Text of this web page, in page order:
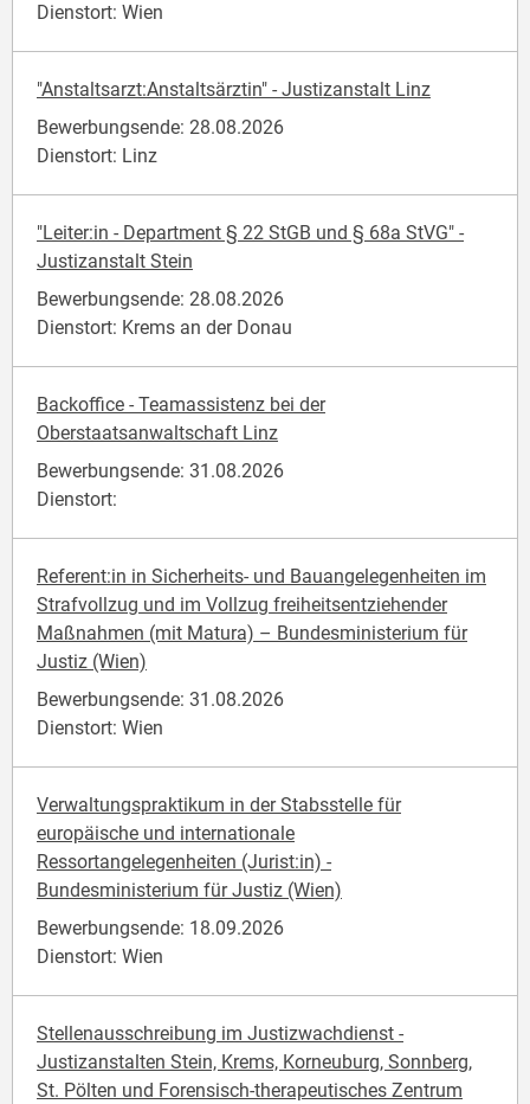
Dienstort: Wien
"Anstaltsarzt:Anstaltsärztin" - Justizanstalt Linz
Bewerbungsende: 28.08.2026
Dienstort: Linz
"Leiter:in - Department § 22 StGB und § 68a StVG" -
Justizanstalt Stein
Bewerbungsende: 28.08.2026
Dienstort: Krems an der Donau
Backoffice - Teamassistenz bei der
Oberstaatsanwaltschaft Linz
Bewerbungsende: 31.08.2026
Dienstort:
Referent:in in Sicherheits- und Bauangelegenheiten im
Strafvollzug und im Vollzug freiheitsentziehender
Maßnahmen (mit Matura) – Bundesministerium für
Justiz (Wien)
Bewerbungsende: 31.08.2026
Dienstort: Wien
Verwaltungspraktikum in der Stabsstelle für
europäische und internationale
Ressortangelegenheiten (Jurist:in) -
Bundesministerium für Justiz (Wien)
Bewerbungsende: 18.09.2026
Dienstort: Wien
Stellenausschreibung im Justizwachdienst -
Justizanstalten Stein, Krems, Korneuburg, Sonnberg,
St. Pölten und Forensisch-therapeutisches Zentrum